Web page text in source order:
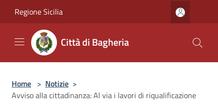
Regione Sicilia
Città di Bagheria
Home > Notizie >
Avviso alla cittadinanza: Al via i lavori di riqualificazione